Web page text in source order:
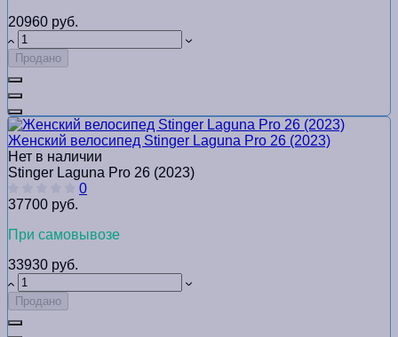
20960 руб.
Продано
Женский велосипед Stinger Laguna Pro 26 (2023)
Нет в наличии
Stinger Laguna Pro 26 (2023)
0
37700 руб.
При самовывозе
33930 руб.
Продано